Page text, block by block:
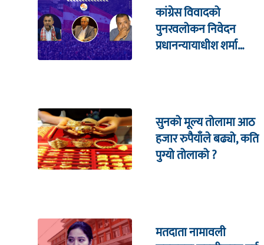
कांग्रेस विवादको
पुनरवलोकन निवेदन
प्रधानन्यायाधीश शर्मा
सुनको मूल्य तोलामा आठ
हजार रुपैयाँले बढ्यो, कति
पुग्यो तोलाको ?
मतदाता नामावली